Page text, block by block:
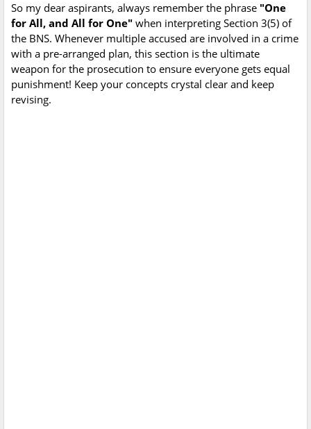
So my dear aspirants, always remember the phrase "One
for All, and All for One" when interpreting Section 3(5) of
the BNS. Whenever multiple accused are involved in a crime
with a pre-arranged plan, this section is the ultimate
weapon for the prosecution to ensure everyone gets equal
punishment! Keep your concepts crystal clear and keep
revising.